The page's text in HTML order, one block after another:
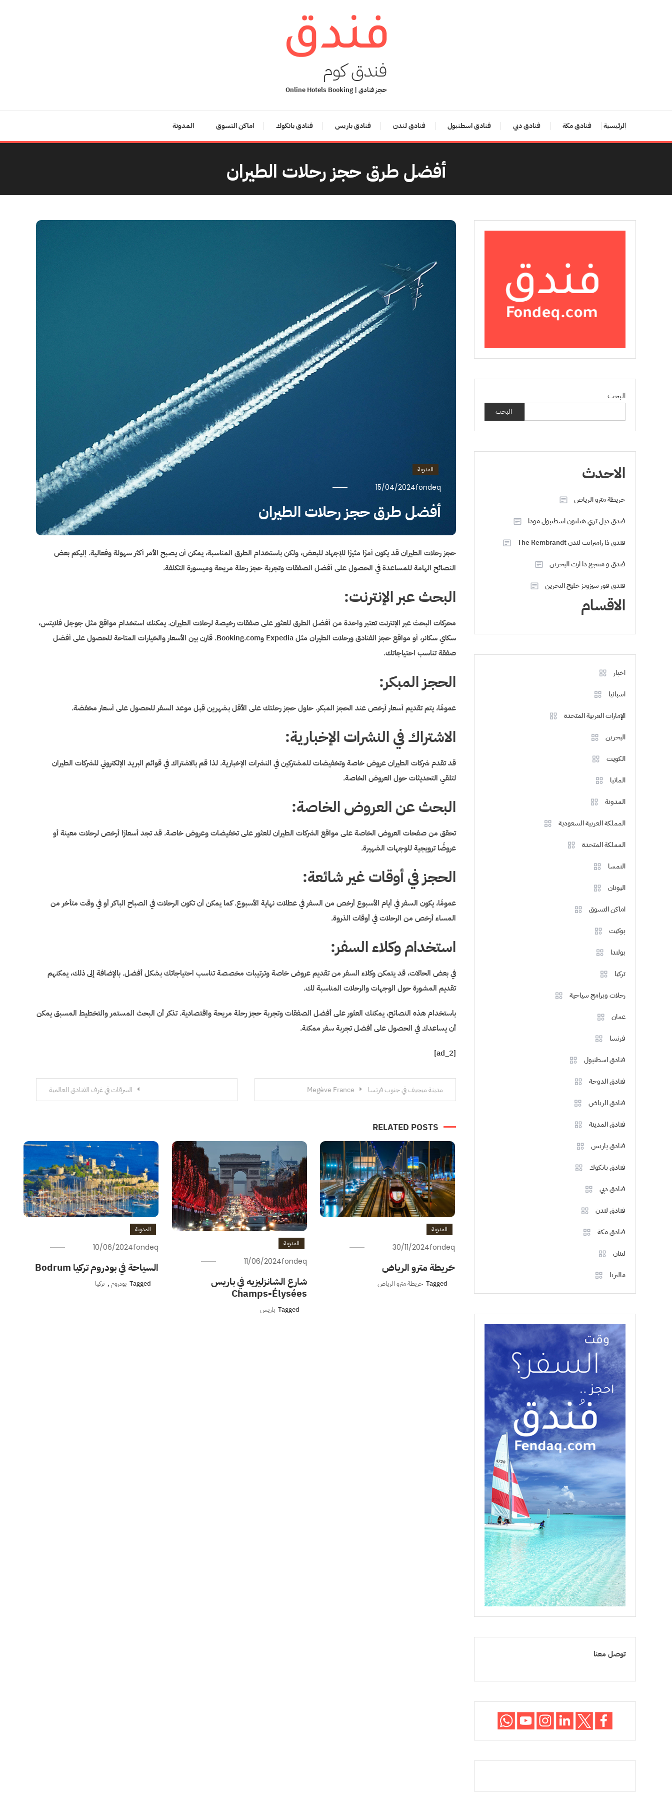
فندق كوم
حجز فنادق | Online Hotels Booking
الرئيسية فنادق مكة فنادق دبي فنادق اسطنبول فنادق لندن فنادق باريس فنادق بانكوك اماكن التسوق المدونة
أفضل طرق حجز رحلات الطيران
المدونة
15/04/2024fondeq
أفضل طرق حجز رحلات الطيران
حجز رحلات الطيران قد يكون أمرًا مثيرًا للإجهاد للبعض، ولكن باستخدام الطرق المناسبة، يمكن أن يصبح الأمر أكثر سهولة وفعالية. إليكم بعض
النصائح الهامة للمساعدة في الحصول على أفضل الصفقات وتجربة حجز رحلة مريحة وميسورة التكلفة.
البحث عبر الإنترنت:
محركات البحث عبر الإنترنت تعتبر واحدة من أفضل الطرق للعثور على صفقات رخيصة لرحلات الطيران. يمكنك استخدام مواقع مثل جوجل فلايتس،
سكاي سكانر، أو مواقع حجز الفنادق ورحلات الطيران مثل Expedia وBooking.com. قارن بين الأسعار والخيارات المتاحة للحصول على أفضل
صفقة تناسب احتياجاتك.
الحجز المبكر:
عمومًا، يتم تقديم أسعار أرخص عند الحجز المبكر. حاول حجز رحلتك على الأقل بشهرين قبل موعد السفر للحصول على أسعار مخفضة.
الاشتراك في النشرات الإخبارية:
قد تقدم شركات الطيران عروض خاصة وتخفيضات للمشتركين في النشرات الإخبارية. لذا قم بالاشتراك في قوائم البريد الإلكتروني للشركات الطيران
لتلقي التحديثات حول العروض الخاصة.
البحث عن العروض الخاصة:
تحقق من صفحات العروض الخاصة على مواقع الشركات الطيران للعثور على تخفيضات وعروض خاصة. قد تجد أسعارًا أرخص لرحلات معينة أو
عروضًا ترويجية للوجهات الشهيرة.
الحجز في أوقات غير شائعة:
عمومًا، يكون السفر في أيام الأسبوع أرخص من السفر في عطلات نهاية الأسبوع. كما يمكن أن تكون الرحلات في الصباح الباكر أو في وقت متأخر من
المساء أرخص من الرحلات في أوقات الذروة.
استخدام وكلاء السفر:
في بعض الحالات، قد يتمكن وكلاء السفر من تقديم عروض خاصة وترتيبات مخصصة تناسب احتياجاتك بشكل أفضل. بالإضافة إلى ذلك، يمكنهم
تقديم المشورة حول الوجهات والرحلات المناسبة لك.
باستخدام هذه النصائح، يمكنك العثور على أفضل الصفقات وتجربة حجز رحلة مريحة واقتصادية. تذكر أن البحث المستمر والتخطيط المسبق يمكن
أن يساعدك في الحصول على أفضل تجربة سفر ممكنة.
[ad_2]
تصفّح
السرقات في غرف الفنادق العالمية مدينة ميجيف في جنوب فرنسا Megève France
RELATED POSTS
المدونة
30/11/2024fondeq
خريطة مترو الرياض
Tagged خريطة مترو الرياض
المدونة
11/06/2024fondeq
شارع الشانزليزيه في باريس
Champs-Élysées
Tagged باريس
المدونة
10/06/2024fondeq
السياحة في بودروم تركيا Bodrum
Tagged بودروم , تركيا
البحث
البحث
الاحدث
خريطة مترو الرياض
فندق دبل تري هيلتون اسطنبول مودا
فندق ذا رامبرانت لندن The Rembrandt
فندق و منتجع ذا ارت البحرين
فندق فور سيزونز خليج البحرين
الاقسام
اخبار
اسبانيا
الإمارات العربية المتحدة
البحرين
الكويت
المانيا
المدونة
المملكة العربية السعودية
المملكة المتحدة
النمسا
اليونان
اماكن التسوق
بوكيت
بولندا
تركيا
رحلات وبرامج سياحية
عمان
فرنسا
فنادق اسطنبول
فنادق الدوحة
فنادق الرياض
فنادق المدينة
فنادق باريس
فنادق بانكوك
فنادق دبي
فنادق لندن
فنادق مكة
لبنان
ماليزيا
توصل معنا